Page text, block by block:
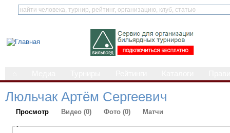
Люльчак Артём Сергеевич
Просмотр Видео (0) Фото (0) Матчи
-